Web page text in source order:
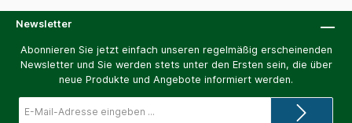
Newsletter
Abonnieren Sie jetzt einfach unseren regelmäßig erscheinenden
Newsletter und Sie werden stets unter den Ersten sein, die über
neue Produkte und Angebote informiert werden.
Mail-